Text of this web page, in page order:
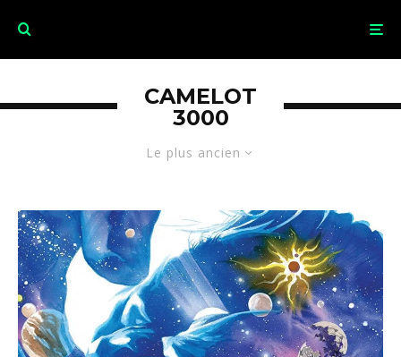
Le plus ancien
CAMELOT
3000